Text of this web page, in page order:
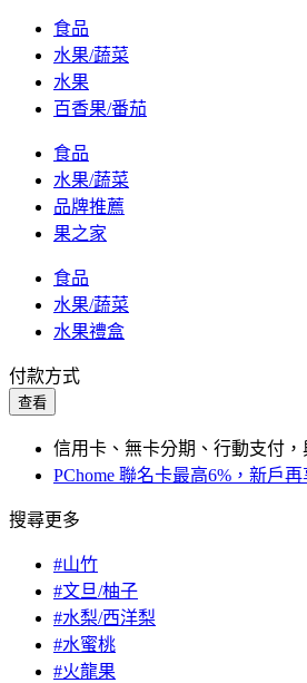
食品
水果/蔬菜
水果
百香果/番茄
食品
水果/蔬菜
品牌推薦
果之家
食品
水果/蔬菜
水果禮盒
付款方式
查看
信用卡、無卡分期、行動支付
PChome 聯名卡最高6%，新戶
搜尋更多
#山竹
#文旦/柚子
#水梨/西洋梨
#水蜜桃
#火龍果